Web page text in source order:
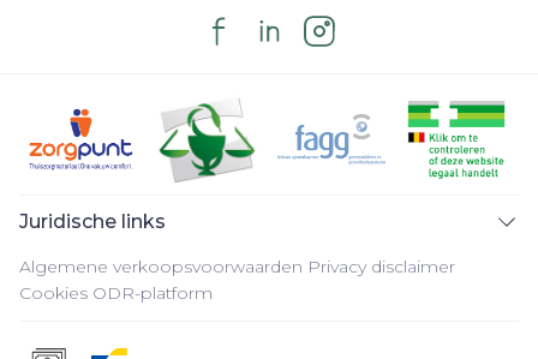
Juridische links
Algemene verkoopsvoorwaarden Privacy disclaimer
Cookies ODR-platform